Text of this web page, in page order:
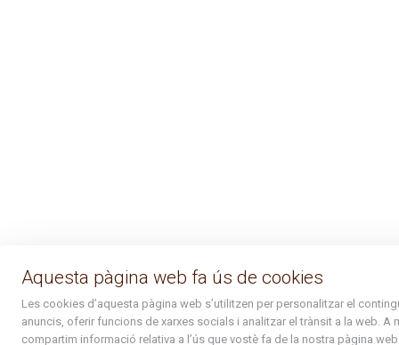
Aquesta pàgina web fa ús de cookies
Les cookies d’aquesta pàgina web s’utilitzen per personalitzar el
anuncis, oferir funcions de xarxes socials i analitzar el trànsit a la web. A
compartim informació relativa a l’ús que vostè fa de la nostra pàgina